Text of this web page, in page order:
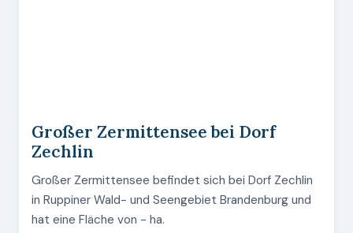
Großer Zermittensee bei Dorf
Zechlin
Großer Zermittensee befindet sich bei Dorf Zechlin
in Ruppiner Wald- und Seengebiet Brandenburg und
hat eine Fläche von - ha.